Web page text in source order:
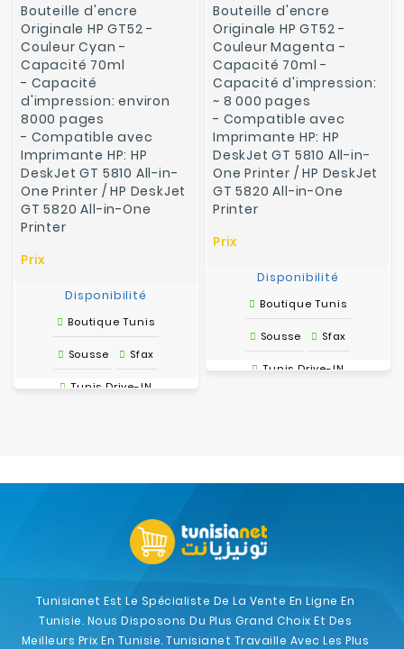
Bouteille d'encre
Originale HP GT52 -
Couleur Cyan -
Capacité 70ml
- Capacité
d'impression: environ
8000 pages
- Compatible avec
Imprimante HP: HP
DeskJet GT 5810 All-in-
One Printer / HP DeskJet
GT 5820 All-in-One
Printer
Prix
Disponibilité
Boutique Tunis
Sousse Sfax
Tunis Drive-IN
Bouteille d'encre
Originale HP GT52 -
Couleur Magenta -
Capacité 70ml -
Capacité d'impression:
~ 8 000 pages
- Compatible avec
Imprimante HP: HP
DeskJet GT 5810 All-in-
One Printer / HP DeskJet
GT 5820 All-in-One
Printer
Prix
Disponibilité
Boutique Tunis
Sousse Sfax
Tunis Drive-IN
Tunisianet Est Le Spécialiste De La Vente En Ligne En
Tunisie. Nous Disposons Du Plus Grand Choix Et Des
Meilleurs Prix En Tunisie. Tunisianet Travaille Avec Les Plus